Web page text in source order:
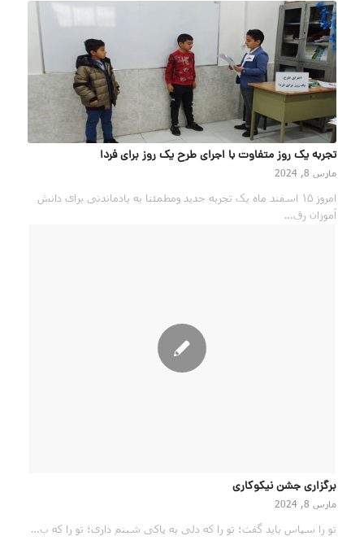
تجربه یک روز متفاوت با اجرای طرح یک روز برای فردا
مارس 8, 2024
امروز ۱۵ اسفند ماه یک تجربه جدید ومطمئنا به یادماندنی برای دانش
آموزان رق…
برگزاری جشن نیکوکاری
مارس 8, 2024
تو را سپاس باید گفت؛ تو را که دلی به پاکی شبنم داری؛ تو را که ب…